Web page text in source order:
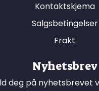
Kontaktskjema
Salgsbetingelser
Frakt
Nyhetsbrev
deg på nyhetsbrevet